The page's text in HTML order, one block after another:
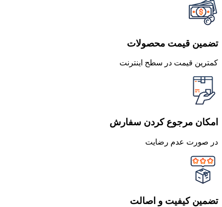
تضمین قیمت محصولات
کمترین قیمت در سطح اینترنت
امکان مرجوع کردن سفارش
در صورت عدم رضایت
تضمین کیفیت و اصالت